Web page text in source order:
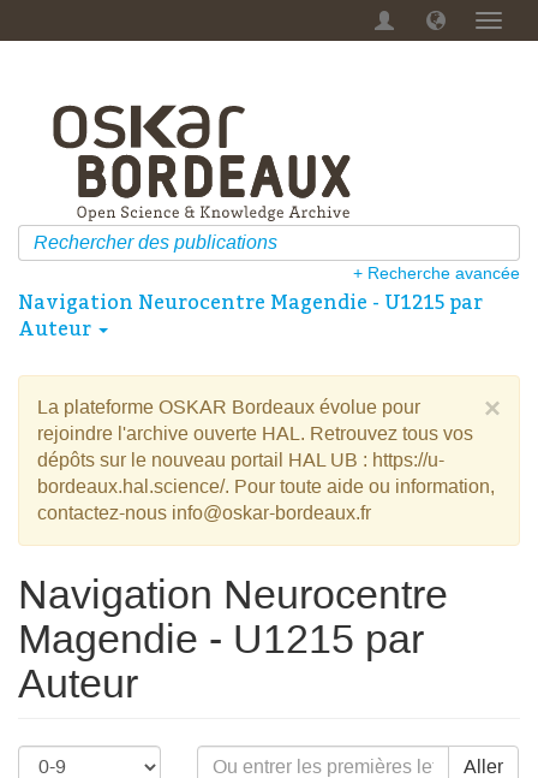
Menu
+ Recherche avancée
Navigation Neurocentre Magendie - U1215 par
Auteur
×
La plateforme OSKAR Bordeaux évolue pour
rejoindre l'archive ouverte HAL. Retrouvez tous vos
dépôts sur le nouveau portail HAL UB : https://u-
bordeaux.hal.science/. Pour toute aide ou information,
contactez-nous info@oskar-bordeaux.fr
Navigation Neurocentre
Magendie - U1215 par
Auteur
Aller